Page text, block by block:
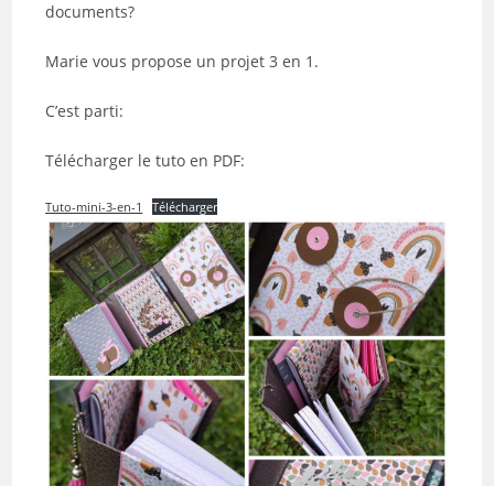
documents?
Marie vous propose un projet 3 en 1.
C’est parti:
Télécharger le tuto en PDF:
Tuto-mini-3-en-1 Télécharger